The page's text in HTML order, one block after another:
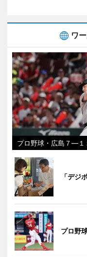
ワ
プロ野球・広島７―１
「デジ
プロ野